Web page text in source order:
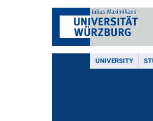
UNIVERSITY